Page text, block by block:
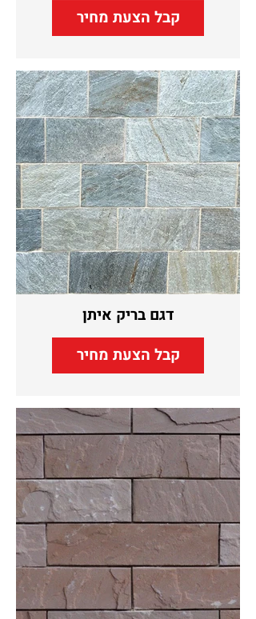
קבל הצעת מחיר
דגם בריק איתן
קבל הצעת מחיר